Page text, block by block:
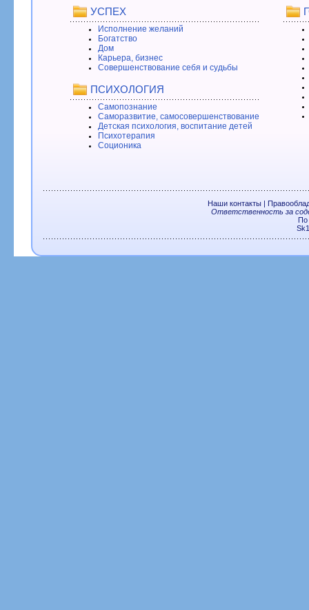
УСПЕХ
Исполнение желаний
Богатство
Дом
Карьера, бизнес
Совершенствование себя и судьбы
ПСИХОЛОГИЯ
Самопознание
Саморазвитие, самосовершенствование
Детская психология, воспитание детей
Психотерапия
Соционика
Наши контакты|
Ответственность за
По